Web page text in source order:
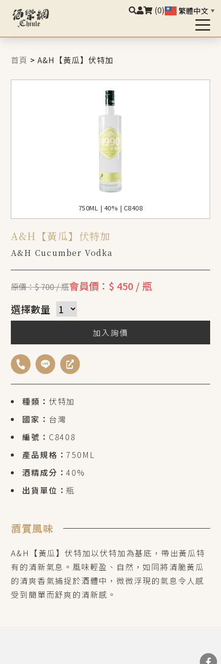
(0) 繁體中文 ▼
首頁 >A&H【黃瓜】伏特加
750ML | 40% | C8408
A&H【黃瓜】伏特加
A&H Cucumber Vodka
種類： 伏特加
國家： 台灣
編號： C8408
產品規格：750ML
酒精成分：40%
出貨單位：瓶
原價：$ 700 / 瓶會員價：$ 450 / 瓶
選擇數量
加入詢價
酒質風味
A&H【黃瓜】伏特加以伏特加為基底，帶出黃瓜特
有的清新氣息。風味輕盈、自然，如同將清脆黃瓜
的清爽香氣捕捉於酒體中，微微浮現的氣息令人感
受到簡單而舒爽的清新感。